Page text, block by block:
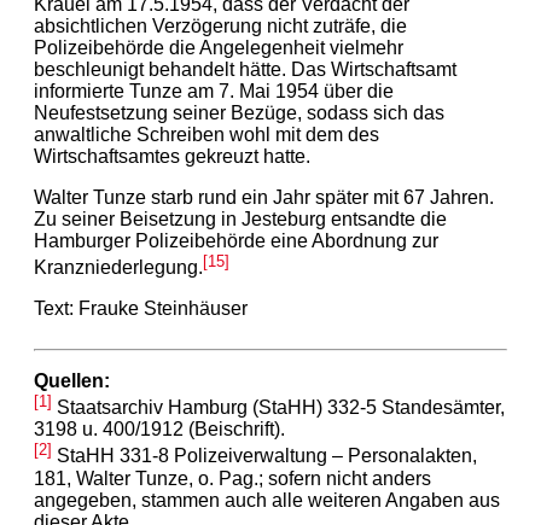
absichtlichen Verzögerung nicht zuträfe, die
Polizeibehörde die Angelegenheit vielmehr
beschleunigt behandelt hätte. Das Wirtschaftsamt
informierte Tunze am 7. Mai 1954 über die
Neufestsetzung seiner Bezüge, sodass sich das
anwaltliche Schreiben wohl mit dem des
Wirtschaftsamtes gekreuzt hatte.
Walter Tunze starb rund ein Jahr später mit 67 Jahren.
Zu seiner Beisetzung in Jesteburg entsandte die
Hamburger Polizeibehörde eine Abordnung zur
Kranzniederlegung. [15]
Text: Frauke Steinhäuser
Quellen:
[1] Staatsarchiv Hamburg (StaHH) 332-5 Standesämter,
3198 u. 400/1912 (Beischrift).
[2] StaHH 331-8 Polizeiverwaltung – Personalakten,
181, Walter Tunze, o. Pag.; sofern nicht anders
angegeben, stammen auch alle weiteren Angaben aus